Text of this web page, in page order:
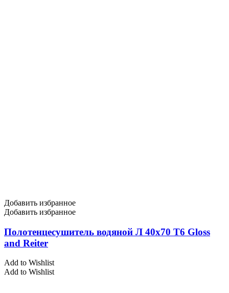
Добавить избранное
Добавить избранное
Полотенцесушитель водяной Л 40х70 Т6 Gloss
and Reiter
Add to Wishlist
Add to Wishlist